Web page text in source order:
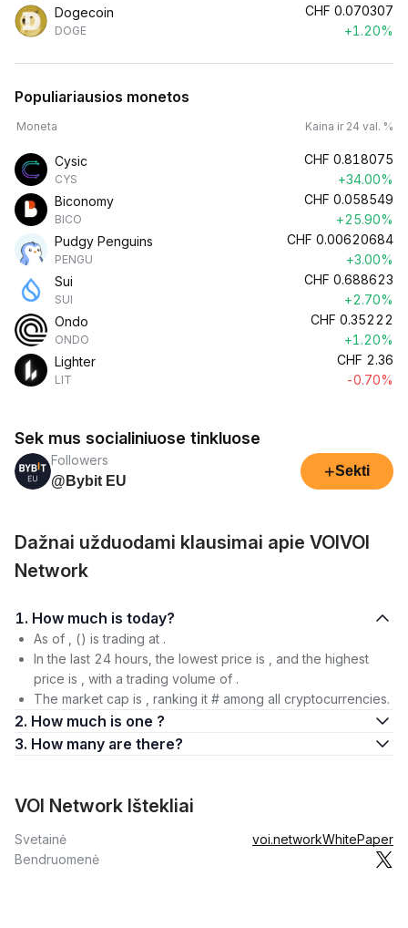
Dogecoin
DOGE
CHF 0.070307
+1.20%
Populiariausios monetos
Moneta Kaina ir 24 val. %
Cysic
CYS
CHF 0.818075
+34.00%
Biconomy
BICO
CHF 0.058549
+25.90%
Pudgy Penguins
PENGU
CHF 0.00620684
+3.00%
Sui
SUI
CHF 0.688623
+2.70%
Ondo
ONDO
CHF 0.35222
+1.20%
Lighter
LIT
CHF 2.36
-0.70%
Sek mus socialiniuose tinkluose
Followers
@Bybit EU
+Sekti
Dažnai užduodami klausimai apie VOIVOI
Network
1. How much is today?
As of , () is trading at .
In the last 24 hours, the lowest price is , and the highest
price is , with a trading volume of .
The market cap is , ranking it # among all cryptocurrencies.
2. How much is one ?
3. How many are there?
VOI Network Ištekliai
Svetainė voi.networkWhitePaper
Bendruomenė